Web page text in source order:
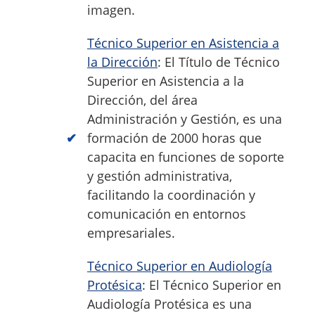
imagen.
Técnico Superior en Asistencia a
la Dirección: El Título de Técnico
Superior en Asistencia a la
Dirección, del área
Administración y Gestión, es una
formación de 2000 horas que
capacita en funciones de soporte
y gestión administrativa,
facilitando la coordinación y
comunicación en entornos
empresariales.
Técnico Superior en Audiología
Protésica: El Técnico Superior en
Audiología Protésica es una